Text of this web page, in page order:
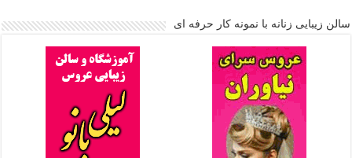
سالن زیبایی زنانه با نمونه کار حرفه ای